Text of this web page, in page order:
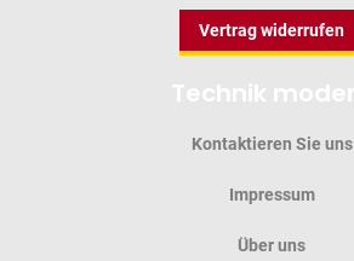
Vertrag widerrufen
Kontaktieren Sie uns
Impressum
Über uns